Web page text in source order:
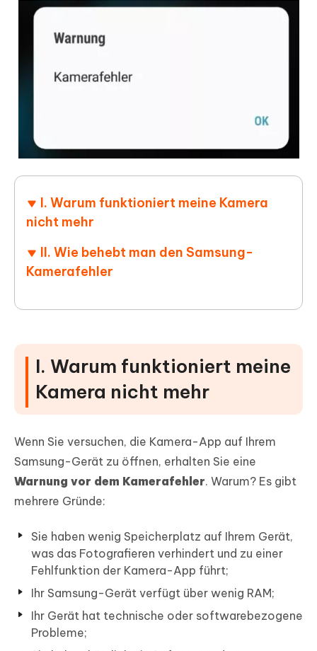
I. Warum funktioniert meine Kamera
nicht mehr
II. Wie behebt man den Samsung-
Kamerafehler
I. Warum funktioniert meine
Kamera nicht mehr
Wenn Sie versuchen, die Kamera-App auf Ihrem
Samsung-Gerät zu öffnen, erhalten Sie eine
Warnung vor dem Kamerafehler. Warum? Es gibt
mehrere Gründe:
Sie haben wenig Speicherplatz auf Ihrem Gerät,
was das Fotografieren verhindert und zu einer
Fehlfunktion der Kamera-App führt;
Ihr Samsung-Gerät verfügt über wenig RAM;
Ihr Gerät hat technische oder softwarebezogene
Probleme;